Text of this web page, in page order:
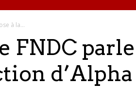
à la...